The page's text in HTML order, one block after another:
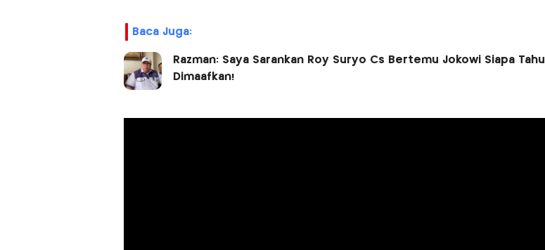
Baca Juga:
Razman: Saya Sarankan Roy Suryo Cs Bertemu Jokowi Siapa Tahu
Dimaafkan!